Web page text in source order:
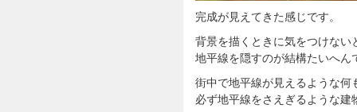
完成が見えてきた感じです。
背景を描くときに気をつけな
地平線を隠すのが結構たいへん
街中で地平線が見えるような
必ず地平線をさえぎるような